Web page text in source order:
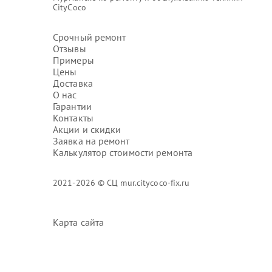
CityCoco
Срочный ремонт
Отзывы
Примеры
Цены
Доставка
О нас
Гарантии
Контакты
Акции и скидки
Заявка на ремонт
Калькулятор стоимости ремонта
2021-2026 © СЦ mur.citycoco-fix.ru
Карта сайта